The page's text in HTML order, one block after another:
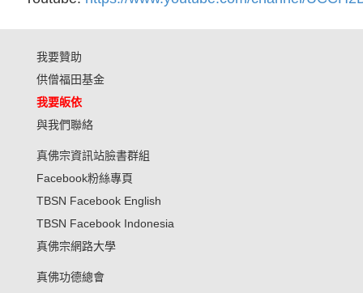
我要贊助
供僧福田基金
我要皈依
與我們聯絡
真佛宗資訊站臉書群組
Facebook粉絲專頁
TBSN Facebook English
TBSN Facebook Indonesia
真佛宗網路大學
真佛功德總會